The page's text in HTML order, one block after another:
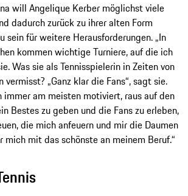
will Angelique Kerber möglichst viele
dadurch zurück zu ihrer alten Form
sein für weitere Herausforderungen. „In
kommen wichtige Turniere, auf die ich
Was sie als Tennisspielerin in Zeiten von
vermisst? „Ganz klar die Fans“, sagt sie.
immer am meisten motiviert, raus auf den
Bestes zu geben und die Fans zu erleben,
die mich anfeuern und mir die Daumen
mich mit das schönste an meinem Beruf.“